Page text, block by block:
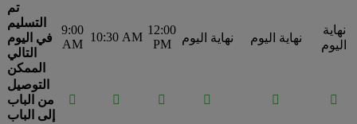
تم
التسليم
في اليوم
التالي
الممكن
9:00
AM
10:30 AM
12:00
PM
نهاية اليوم نهاية اليوم
نهاية
اليوم
التوصيل
من الباب
إلى الباب
     